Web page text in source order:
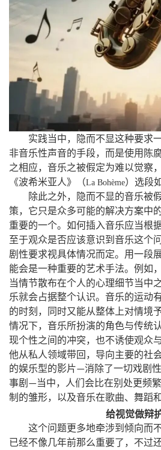
实践当中，
隐而不显这种要求
非音乐性声音的手段，
而是使用陈
之相应， 音乐之被假定为难以觉察，
《波希米亚人》
（La Bohème）
选段
除此之外，
隐而不显的音乐被
策， 它只是众多可能的解决方案中
重要的一个。如何插入音乐应当根
至于观众是否应该意识到音乐这个
剧性要求视具体情况而定。 用一段
能会是一种重要的艺术手法。例如 ，
当情节散布在个人的心理细节当中
乐就会占据整个认识。音乐的运动
的时刻 ， 同时又能从整体上对情境
情况下， 音乐所扮演的角色与传统
现个性之间的冲突， 也不诱使观众
他从私人领域带回 ，
导向主要的社
的娱乐型的影片—消除了一切戏剧
事剧 —当中，
人们会比在别处更频
制的雏形， 以及音乐在歌曲、舞蹈
给视觉做辩
这个问题更多地牵涉到倾向而
已经不像几年前那么重要了 ，
不过